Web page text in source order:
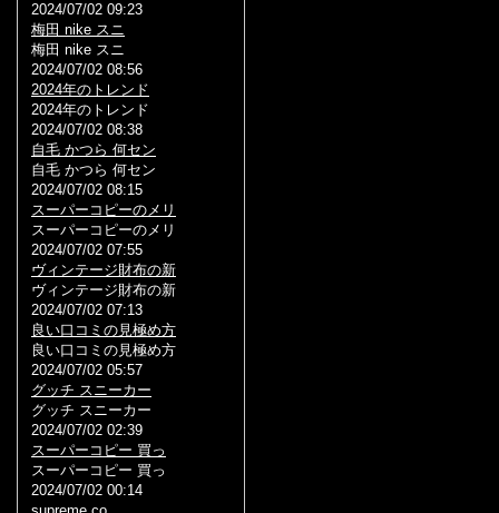
2024/07/02 09:23
梅田 nike スニ
梅田 nike スニ
2024/07/02 08:56
2024年のトレンド
2024年のトレンド
2024/07/02 08:38
自毛 かつら 何セン
自毛 かつら 何セン
2024/07/02 08:15
スーパーコピーのメリ
スーパーコピーのメリ
2024/07/02 07:55
ヴィンテージ財布の新
ヴィンテージ財布の新
2024/07/02 07:13
良い口コミの見極め方
良い口コミの見極め方
2024/07/02 05:57
グッチ スニーカー
グッチ スニーカー
2024/07/02 02:39
スーパーコピー 買っ
スーパーコピー 買っ
2024/07/02 00:14